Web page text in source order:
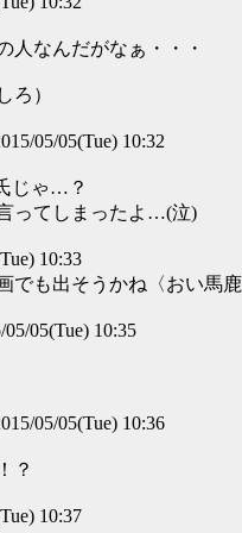
人なんだがなぁ・・・
ろ）
05/05(Tue) 10:32
じゃ…？
ってしまったよ…(泣)
10:33
でも出そうかね〈おい馬
05(Tue) 10:35
05/05(Tue) 10:36
？
10:37